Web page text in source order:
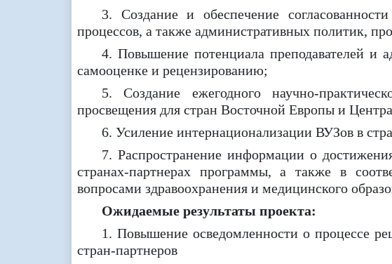
3. Создание и обеспечение
процессов, а также административных политик,
4. Повышение потенциала преподавателей и
самооценке и рецензированию;
5. Создание ежегодного научно-
просвещения для стран Восточной Европы и
6. Усиление интернационализации ВУЗов в
7. Распространение информации о
странах-партнерах программы, а также в
вопросами здравоохранения и медицинского
Ожидаемые результаты проекта:
1. Повышение осведомленности о процессе
стран-партнеров